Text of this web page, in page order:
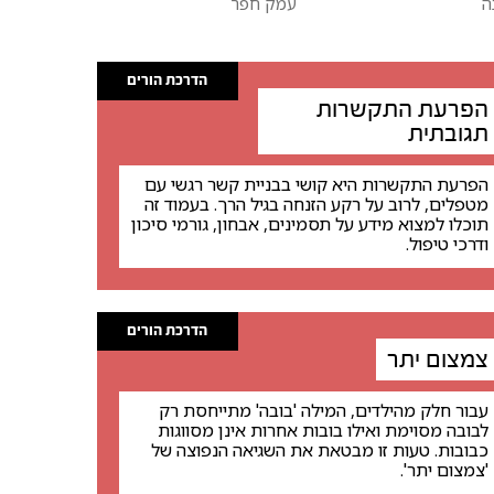
הדרכת הורים
הפרעת התקשרות
תגובתית
הפרעת התקשרות היא קושי בבניית קשר רגשי עם
מטפלים, לרוב על רקע הזנחה בגיל הרך. בעמוד זה
תוכלו למצוא מידע על תסמינים, אבחון, גורמי סיכון
ודרכי טיפול.
הדרכת הורים
צמצום יתר
עבור חלק מהילדים, המילה 'בובה' מתייחסת רק
לבובה מסוימת ואילו בובות אחרות אינן מסווגות
כבובות. טעות זו מבטאת את השגיאה הנפוצה של
'צמצום יתר'.